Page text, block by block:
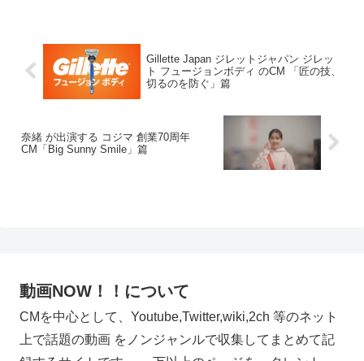
Gillette Japan ジレットジャパン ジレッ
ト フュージョンボディ のCM 「匠の技、
切るのを防ぐ」篇
奈緒 が出演する コジマ 創業70周年
CM「Big Sunny Smile」篇
動画NOW！！について
CMを中心として、Youtube,Twitter,wiki,2ch 等のネット
上で話題の動画 をノンジャンルで収集してまとめて記